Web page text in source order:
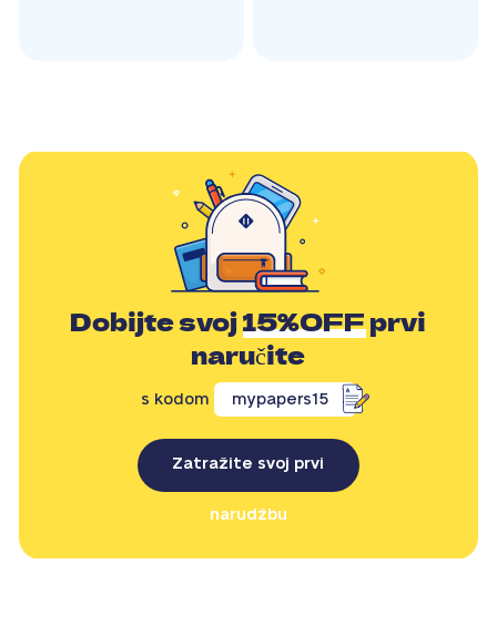
Dobijte svoj15%OFFprvi
naručite
s kodom mypapers15
Zatražite svoj prvi
narudžbu